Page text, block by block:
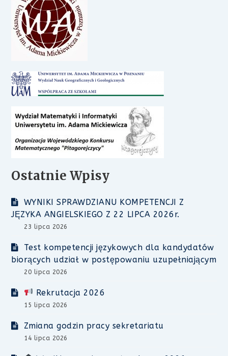
Ostatnie Wpisy
WYNIKI SPRAWDZIANU KOMPETENCJI Z
JĘZYKA ANGIELSKIEGO Z 22 LIPCA 2026r.
23 lipca 2026
Test kompetencji językowych dla kandydatów
biorących udział w postępowaniu uzupełniającym
20 lipca 2026
Rekrutacja 2026
15 lipca 2026
Zmiana godzin pracy sekretariatu
14 lipca 2026